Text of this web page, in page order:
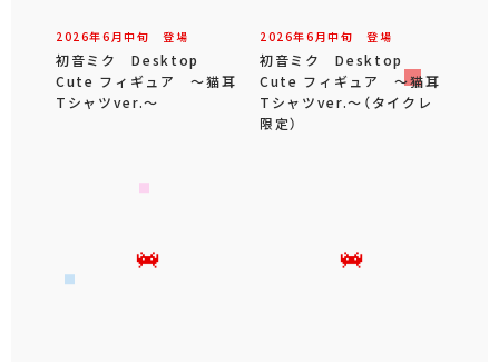
2026年6 月中旬 登場
初音ミク Desktop
Cute フィギュア ～猫耳
Tシャツver.～
2026年6 月中旬 登場
初音ミク Desktop
Cute フィギュア ～猫耳
Tシャツver.～（タイクレ
限定）